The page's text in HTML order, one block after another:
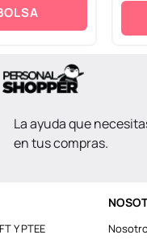
La ayuda que
en tus compras.
Y PTEE